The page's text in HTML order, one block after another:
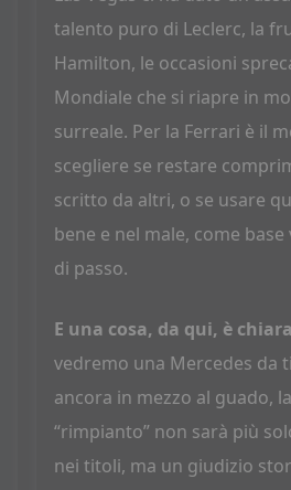
talento puro di Leclerc, la
Hamilton, le occasioni
Mondiale che si riapre in
surreale. Per la Ferrari è il
scegliere se restare
scritto da altri, o se usare
bene e nel male, come
di passo.
E una cosa, da qui, è
vedremo una Mercedes da
ancora in mezzo al guado,
“rimpianto” non sarà più
nei titoli, ma un giudizio